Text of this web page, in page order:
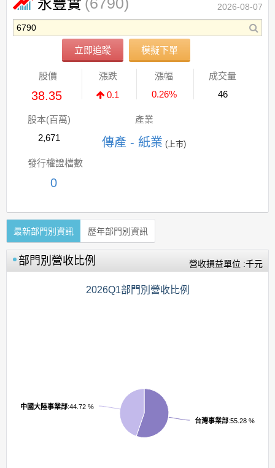
永豐實
立即追蹤 模擬下單
2026-08-07
股價
38.35
漲跌
0.1
漲幅
0.26%
成交量
46
股本(百萬)
2,671
產業
傳產 - 紙業 (上市)
發行權證檔數
0
最新部門別資訊 歷年部門別資訊
部門別營收比例 營收損益單位 :千元
2026Q1部門別營收比例
台灣事業部:55.28 %
中國大陸事業部:44.72 %